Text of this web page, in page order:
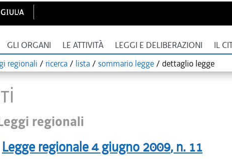
GLI ORGANI LE ATTIVITÀ LEGGI E DELIBERAZIONI IL
regionali / ricerca / lista / sommario legge / dettaglio legge
regionali
Legge regionale4 giugno 2009, n. 11